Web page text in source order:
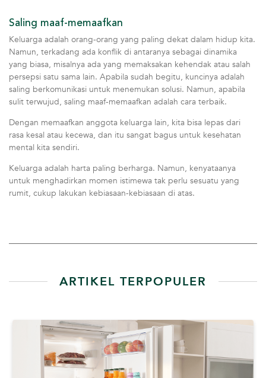
Saling maaf-memaafkan
Keluarga adalah orang-orang yang paling dekat dalam hidup kita.
Namun, terkadang ada konflik di antaranya sebagai dinamika
yang biasa, misalnya ada yang memaksakan kehendak atau salah
persepsi satu sama lain. Apabila sudah begitu, kuncinya adalah
saling berkomunikasi untuk menemukan solusi. Namun, apabila
sulit terwujud, saling maaf-memaafkan adalah cara terbaik.
Dengan memaafkan anggota keluarga lain, kita bisa lepas dari
rasa kesal atau kecewa, dan itu sangat bagus untuk kesehatan
mental kita sendiri.
Keluarga adalah harta paling berharga. Namun, kenyataanya
untuk menghadirkan momen istimewa tak perlu sesuatu yang
rumit, cukup lakukan kebiasaan-kebiasaan di atas.
ARTIKEL TERPOPULER